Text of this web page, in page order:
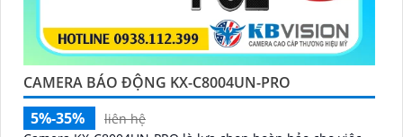
CAMERA BÁO ĐỘNG KX-C8004UN-PRO
5%-35%
liên hệ